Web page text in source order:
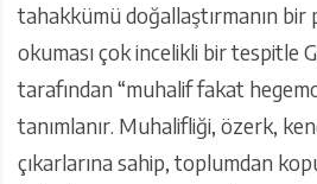
tahakkümü doğallaştırmanın bir
okuması çok incelikli bir tespitle
tarafından “muhalif fakat
tanımlanır. Muhalifliği, özerk,
çıkarlarına sahip, toplumdan